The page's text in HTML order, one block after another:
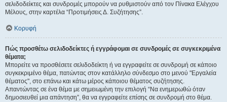
σελιδοδείκτες και συνδρομές μπορούν να ρυθμιστούν από τον Πίνακα Ελέγχου
Μέλους, στην καρτέλα “Προτιμήσεις Δ. Συζήτησης”.
Κορυφή
Πώς προσθέτω σελιδοδείκτες ή εγγράφομαι σε συνδρομές σε συγκεκριμένα
θέματα;
Μπορείτε να προσθέσετε σελιδοδείκτη ή να εγγραφείτε σε συνδρομή σε κάποιο
συγκεκριμένο θέμα, πατώντας στον κατάλληλο σύνδεσμο στο μενού "Εργαλεία
θέματος", στο επάνω και κάτω μέρος κάποιου θέματος συζήτησης.
Απαντώντας σε ένα θέμα με σημειωμένη την επιλογή “Να ενημερωθώ όταν
δημοσιευθεί μια απάντηση”, θα να εγγραφείτε επίσης σε συνδρομή στο θέμα.